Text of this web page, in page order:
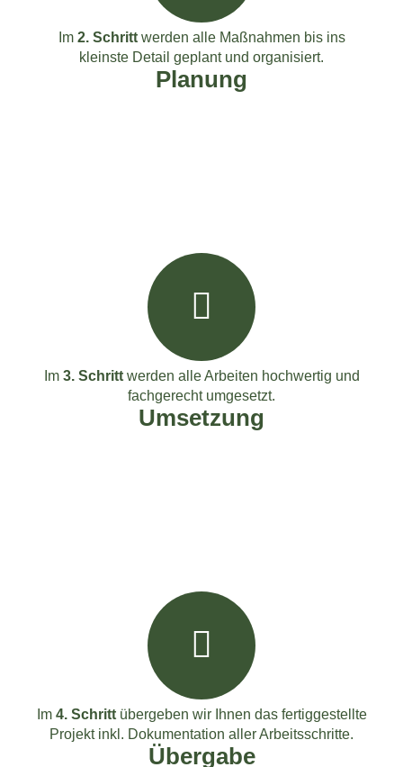
Im 2. Schrittwerden alle Maßnahmen bis ins
kleinste Detail geplant und organisiert.
Planung
Im 3. Schrittwerden alle Arbeiten hochwertig und
fachgerecht umgesetzt.
Umsetzung
Im 4. Schrittübergeben wir Ihnen das fertiggestellte
Projekt inkl. Dokumentation aller Arbeitsschritte.
Übergabe